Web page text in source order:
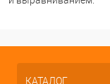
КАТАЛОГ